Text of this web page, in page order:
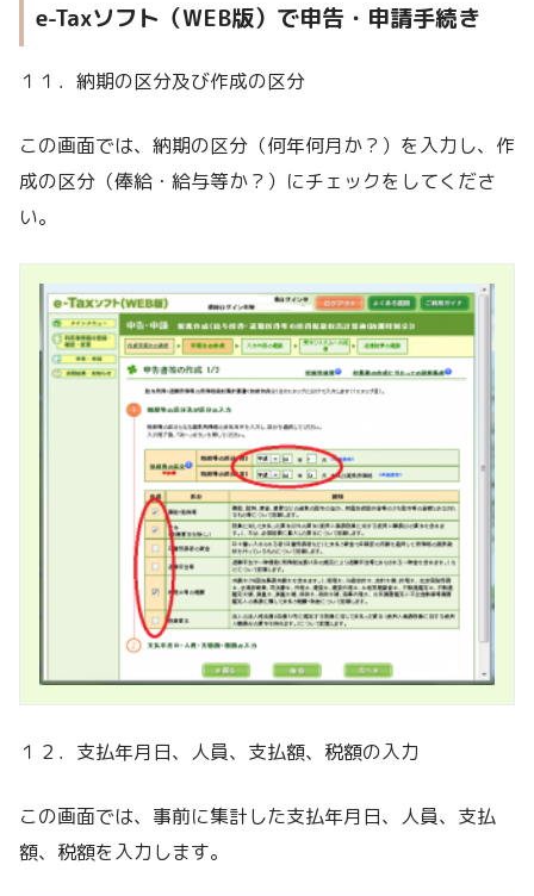
e-Taxソフト（WEB版）で申告・申請手続き
１１．納期の区分及び作成の区分
この画面では、納期の区分（何年何月か？）を入力し、作
成の区分（俸給・給与等か？）にチェックをしてくださ
い。
１２．支払年月日、人員、支払額、税額の入力
この画面では、事前に集計した支払年月日、人員、支払
額、税額を入力します。